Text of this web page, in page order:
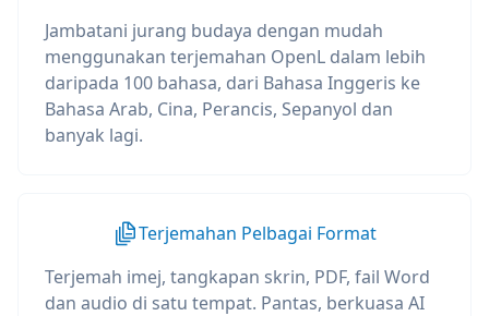
Jambatani jurang budaya dengan mudah
menggunakan terjemahan OpenL dalam lebih
daripada 100 bahasa, dari Bahasa Inggeris ke
Bahasa Arab, Cina, Perancis, Sepanyol dan
banyak lagi.
Terjemahan Pelbagai Format
Terjemah imej, tangkapan skrin, PDF, fail Word
dan audio di satu tempat. Pantas, berkuasa AI